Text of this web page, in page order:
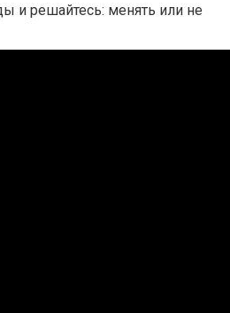
и решайтесь: менять или не